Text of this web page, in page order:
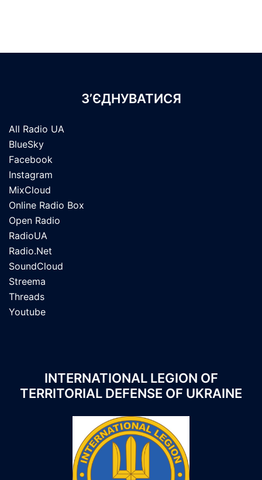
З’ЄДНУВАТИСЯ
All Radio UA
BlueSky
Facebook
Instagram
MixCloud
Online Radio Box
Open Radio
RadioUA
Radio.Net
SoundCloud
Streema
Threads
Youtube
INTERNATIONAL LEGION OF
TERRITORIAL DEFENSE OF UKRAINE